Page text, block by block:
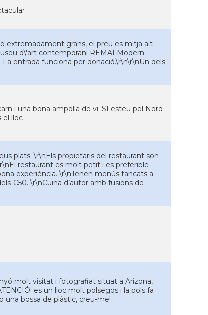
extremadament grans, el preu es mitja alt
d\'art contemporani REMAI Modern
entrada funciona per donació.\r\n\r\nUn dels
i una bona ampolla de vi. SI esteu pel Nord
el lloc
plats. \r\nEls propietaris del restaurant son
restaurant es molt petit i es preferible
experiència. \r\nTenen menús tancats a
€50. \r\nCuina d’autor amb fusions de
molt visitat i fotografiat situat a Arizona,
es un lloc molt polsegos i la pols fa
una bossa de plàstic, creu-me!